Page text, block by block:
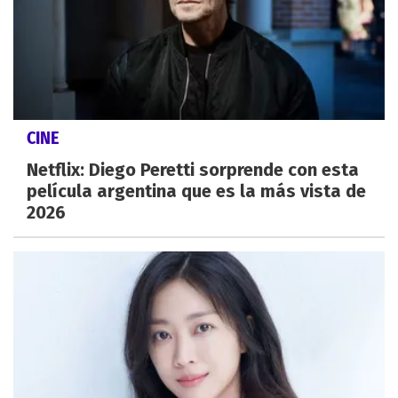
CINE
Netflix: Diego Peretti sorprende con esta
película argentina que es la más vista de
2026